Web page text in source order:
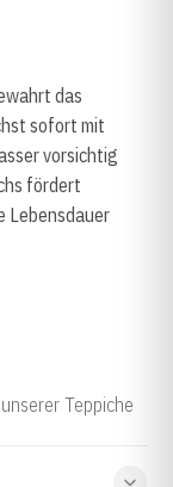
das
sofort mit
vorsichtig
fördert
Lebensdauer
Teppiche